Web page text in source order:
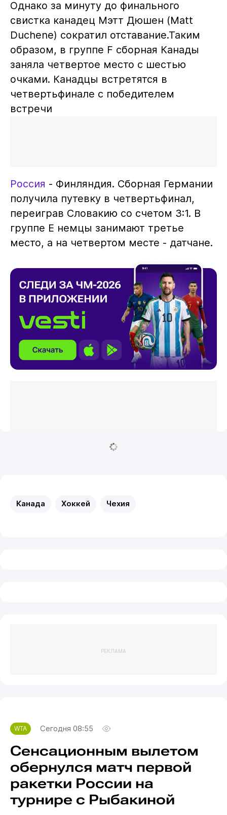
Однако за минуту до финального
свистка канадец Мэтт Дюшен (Matt
Duchene) сократил отставание.Таким
образом, в группе F сборная Канады
заняла четвертое место с шестью
очками. Канадцы встретятся в
четвертьфинале с победителем
встречи
Россия - Финляндия. Сборная Германии
получила путевку в четвертьфинал,
переиграв Словакию со счетом 3:1. В
группе Е немцы занимают третье
место, а на четвертом месте - датчане.
Канада Хоккей Чехия
РЕКЛАМА
WTA Сегодня 08:55
Сенсационным вылетом
обернулся матч первой
ракетки России на
турнире с Рыбакиной